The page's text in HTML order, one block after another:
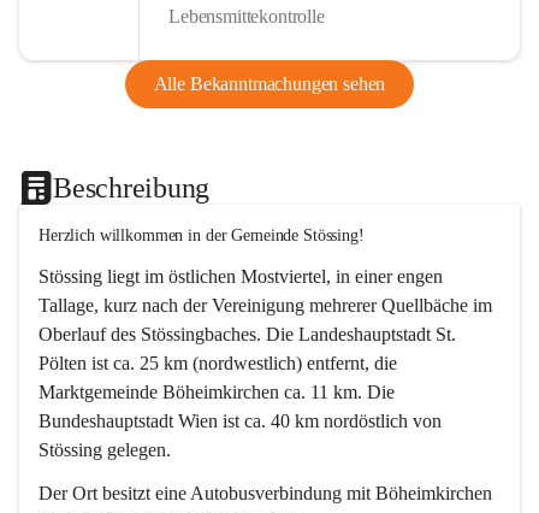
Lebensmittekontrolle
Alle Bekanntmachungen sehen
Beschreibung
Herzlich willkommen in der Gemeinde Stössing!
Stössing liegt im östlichen Mostviertel, in einer engen
Tallage, kurz nach der Vereinigung mehrerer Quellbäche im
Oberlauf des Stössingbaches. Die Landeshauptstadt St.
Pölten ist ca. 25 km (nordwestlich) entfernt, die
Marktgemeinde Böheimkirchen ca. 11 km. Die
Bundeshauptstadt Wien ist ca. 40 km nordöstlich von
Stössing gelegen.
Der Ort besitzt eine Autobusverbindung mit Böheimkirchen